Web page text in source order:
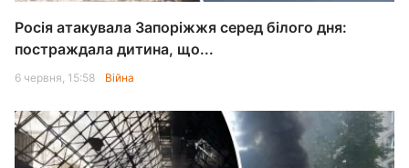
Росія атакувала Запоріжжя серед білого дня:
постраждала дитина, що...
6 червня, 15:58 Війна